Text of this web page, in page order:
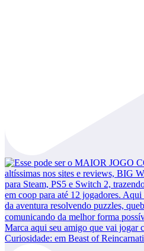
Curiosidade: em Beast of